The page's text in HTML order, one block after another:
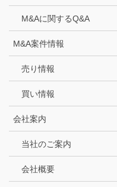
M&Aに関するQ&A
M&A案件情報
売り情報
買い情報
会社案内
当社のご案内
会社概要